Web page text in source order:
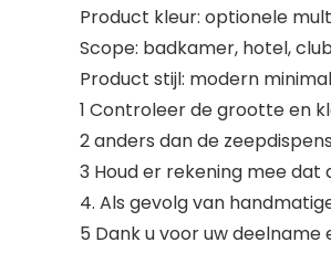
Product kleur: optionele
Scope: badkamer, hotel, club
Product stijl: modern
1 Controleer de grootte en
2 anders dan de
3 Houd er rekening mee
4. Als gevolg van
5 Dank u voor uw